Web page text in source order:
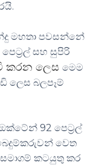
මහතා පවසන්නේ
සහ සුපිරි
කරන ලෙස මෙම
ලෙස බලපෑම්
92 පෙට්‍රල්
වෙත
කටයුතු කර